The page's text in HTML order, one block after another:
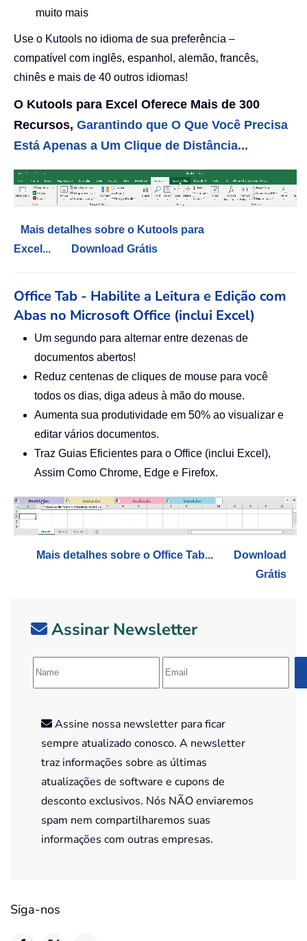
muito mais
Use o Kutools no idioma de sua preferência –
compatível com inglês, espanhol, alemão, francês,
chinês e mais de 40 outros idiomas!
O Kutools para Excel Oferece Mais de 300
Recursos, Garantindo que O Que Você Precisa
Está Apenas a Um Clique de Distância...
Mais detalhes sobre o Kutools para
Excel...
Download Grátis
Office Tab - Habilite a Leitura e Edição com
Abas no Microsoft Office (inclui Excel)
Um segundo para alternar entre dezenas de
documentos abertos!
Reduz centenas de cliques de mouse para você
todos os dias, diga adeus à mão do mouse.
Aumenta sua produtividade em 50% ao visualizar e
editar vários documentos.
Traz Guias Eficientes para o Office (inclui Excel),
Assim Como Chrome, Edge e Firefox.
Mais detalhes sobre o Office Tab...
Download
Grátis
Assinar Newsletter
Assine nossa newsletter para ficar
sempre atualizado conosco. A newsletter
traz informações sobre as últimas
atualizações de software e cupons de
desconto exclusivos. Nós NÃO enviaremos
spam nem compartilharemos suas
informações com outras empresas.
Siga-nos